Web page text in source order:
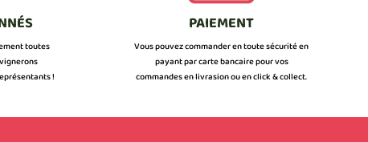
toutes
!
PAIEMENT
Vous pouvez commander en toute sécurité en
payant par carte bancaire pour vos
commandes en livrasion ou en click & collect.